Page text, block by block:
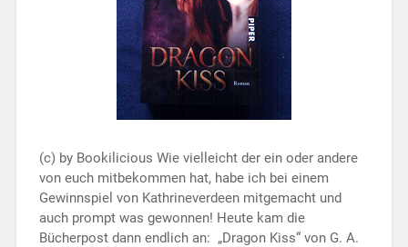
(c) by Bookilicious Wie vielleicht der ein oder andere
von euch mitbekommen hat, habe ich bei einem
Gewinnspiel von Kathrineverdeen mitgemacht und
auch prompt was gewonnen! Heute kam die
Bücherpost dann endlich an: „Dragon Kiss“ von G. A.